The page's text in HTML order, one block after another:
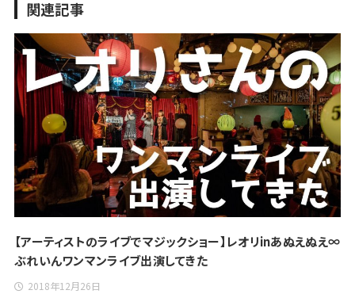
関連記事
【アーティストのライブでマジックショー】レオリinあぬえぬえ∞
ぶれいんワンマンライブ出演してきた
2018年12月26日